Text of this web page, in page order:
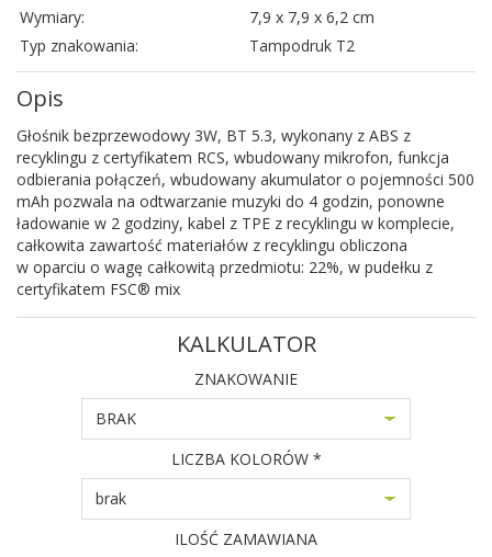
Wymiary:
7,9 x 7,9 x 6,2 cm
Typ znakowania:
Tampodruk T2
Opis
Głośnik bezprzewodowy 3W, BT 5.3, wykonany z ABS z
recyklingu z certyfikatem RCS, wbudowany mikrofon, funkcja
odbierania połączeń, wbudowany akumulator o pojemności 500
mAh pozwala na odtwarzanie muzyki do 4 godzin, ponowne
ładowanie w 2 godziny, kabel z TPE z recyklingu w komplecie,
całkowita zawartość materiałów z recyklingu obliczona
w oparciu o wagę całkowitą przedmiotu: 22%, w pudełku z
certyfikatem FSC® mix
KALKULATOR
ZNAKOWANIE
BRAK
LICZBA KOLORÓW *
brak
ILOŚĆ ZAMAWIANA